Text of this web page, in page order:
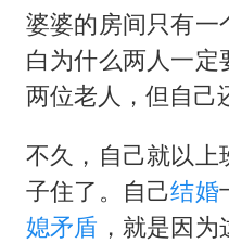
婆婆的房间只有一
白为什么两人一
两位老人，但自己
不久，自己就以上
子住了。自己结婚
媳矛盾 ，就是因